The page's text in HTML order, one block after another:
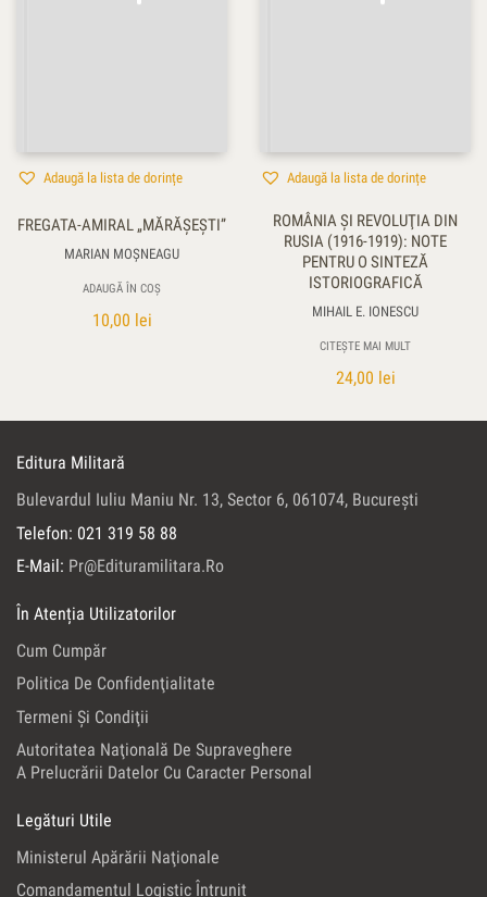
Adaugă la lista de dorințe
FREGATA-AMIRAL „MĂRĂŞEŞTI”
MARIAN MOŞNEAGU
ADAUGĂ ÎN COȘ
10,00 lei
Adaugă la lista de dorințe
ROMÂNIA ŞI REVOLUŢIA DIN
RUSIA (1916-1919): NOTE
PENTRU O SINTEZĂ
ISTORIOGRAFICĂ
MIHAIL E. IONESCU
CITEȘTE MAI MULT
24,00 lei
Editura Militară
Bulevardul Iuliu Maniu Nr. 13, Sector 6, 061074, Bucureşti
Telefon: 021 319 58 88
E-Mail: Pr@edituramilitara.ro
În Atenția Utilizatorilor
Cum Cumpăr
Politica De Confidenţialitate
Termeni Şi Condiţii
Autoritatea Naţională De Supraveghere
A Prelucrării Datelor Cu Caracter Personal
Legături Utile
Ministerul Apărării Naţionale
Comandamentul Logistic Întrunit